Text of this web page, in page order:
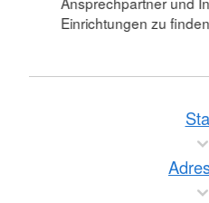
Einrichtungen zu